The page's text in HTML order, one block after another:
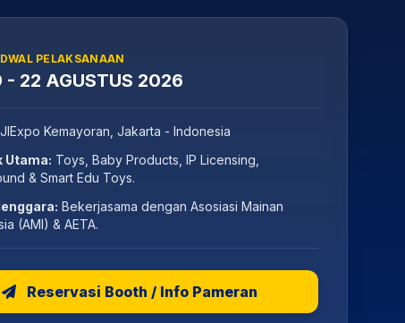
PELAKSANAAN
- 22 AGUSTUS 2026
JIExpo Kemayoran, Jakarta - Indonesia
Utama: Toys, Baby Products, IP Licensing,
& Smart Edu Toys.
Bekerjasama dengan Asosiasi Mainan
(AMI) & AETA.
Reservasi Booth / Info Pameran